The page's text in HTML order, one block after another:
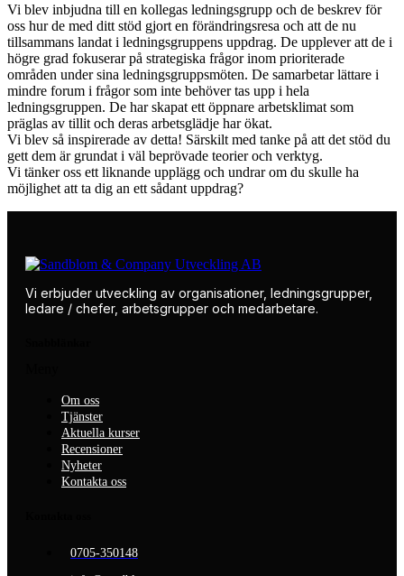
Vi blev inbjudna till en kollegas ledningsgrupp och de beskrev för
oss hur de med ditt stöd gjort en förändringsresa och att de nu
tillsammans landat i ledningsgruppens uppdrag. De upplever att de i
högre grad fokuserar på strategiska frågor inom prioriterade
områden under sina ledningsgruppsmöten. De samarbetar lättare i
mindre forum i frågor som inte behöver tas upp i hela
ledningsgruppen. De har skapat ett öppnare arbetsklimat som
präglas av tillit och deras arbetsglädje har ökat.
Vi blev så inspirerade av detta! Särskilt med tanke på att det stöd du
gett dem är grundat i väl beprövade teorier och verktyg.
Vi tänker oss ett liknande upplägg och undrar om du skulle ha
möjlighet att ta dig an ett sådant uppdrag?
Vi erbjuder utveckling av organisationer, ledningsgrupper,
ledare / chefer, arbetsgrupper och medarbetare.
Om oss
Tjänster
Aktuella kurser
Recensioner
Nyheter
Kontakta oss
0705-350148